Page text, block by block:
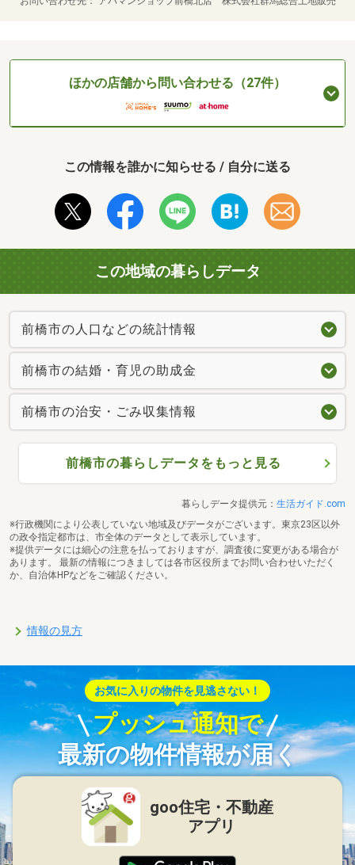
ほかの店舗から問い合わせる（27件）
この情報を誰かに知らせる / 自分に送る
この地域の暮らしデータ
前橋市の人口などの統計情報
前橋市の結婚・育児の助成金
前橋市の治安・ごみ収集情報
前橋市の暮らしデータをもっと見る
暮らしデータ提供元： 生活ガイド.com
※行政機関により公表していない地域及びデータがございます。東京23区以外
の政令指定都市は、市全体のデータとして表示しています。
※提供データには細心の注意を払っておりますが、調査後に変更がある場合が
あります。 最新の情報につきましては各市区役所までお問い合わせいただく
か、自治体HPなどをご確認ください。
情報の見方
お気に入りの物件を見逃さない！
プッシュ通知で
最新の物件情報が届く
goo住宅・不動産
アプリ